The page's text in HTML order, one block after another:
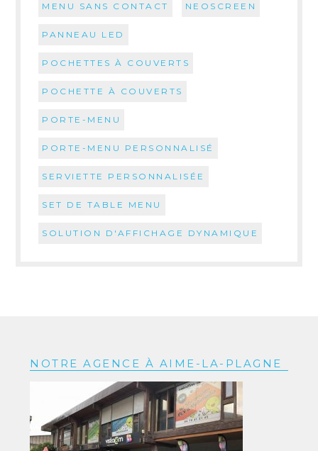
MENU SANS CONTACT NEOSCREEN
PANNEAU LED
POCHETTES À COUVERTS
POCHETTE À COUVERTS
PORTE-MENU
PORTE-MENU PERSONNALISÉ
SERVIETTE PERSONNALISÉE
SET DE TABLE MENU
SOLUTION D'AFFICHAGE DYNAMIQUE
NOTRE AGENCE À AIME-LA-PLAGNE